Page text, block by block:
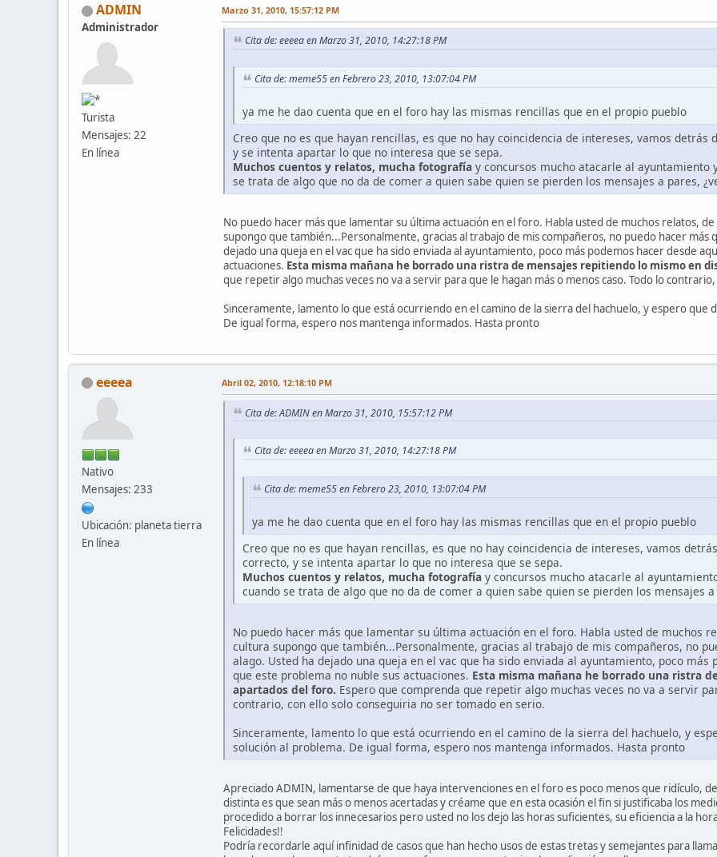
ADMIN
Administrador
Turista
Mensajes: 22
En línea
Marzo 31, 2010, 15:57:12 PM
Cita de: eeeea en Marzo 31, 2010, 14:27:18 PM
Cita de: meme55 en Febrero 23, 2010, 13:07:04 PM
ya me he dao cuenta que en el foro hay las mismas rencillas que en el propio pueblo
Creo que no es que hayan rencillas, es que no hay coincidencia de intereses, vamos
y se intenta apartar lo que no interesa que se sepa.
Muchos cuentos y relatos, mucha fotografía y concursos mucho atacarle al ayuntamiento
se trata de algo que no da de comer a quien sabe quien se pierden los mensajes a pares,
No puedo hacer más que lamentar su última actuación en el foro. Habla usted de muchos relatos,
supongo que también...Personalmente, gracias al trabajo de mis compañeros, no puedo hacer más
dejado una queja en el vac que ha sido enviada al ayuntamiento, poco más podemos hacer desde
actuaciones. Esta misma mañana he borrado una ristra de mensajes repitiendo lo mismo en
que repetir algo muchas veces no va a servir para que le hagan más o menos caso. Todo lo
Sinceramente, lamento lo que está ocurriendo en el camino de la sierra del hachuelo, y espero
De igual forma, espero nos mantenga informados. Hasta pronto
eeeea
Nativo
Mensajes: 233
Ubicación: planeta tierra
En línea
Abril 02, 2010, 12:18:10 PM
Cita de: ADMIN en Marzo 31, 2010, 15:57:12 PM
Cita de: eeeea en Marzo 31, 2010, 14:27:18 PM
Cita de: meme55 en Febrero 23, 2010, 13:07:04 PM
ya me he dao cuenta que en el foro hay las mismas rencillas que en el propio pueblo
Creo que no es que hayan rencillas, es que no hay coincidencia de intereses, vamos
correcto, y se intenta apartar lo que no interesa que se sepa.
Muchos cuentos y relatos, mucha fotografía y concursos mucho atacarle al
cuando se trata de algo que no da de comer a quien sabe quien se pierden los mensajes a
No puedo hacer más que lamentar su última actuación en el foro. Habla usted de muchos
cultura supongo que también...Personalmente, gracias al trabajo de mis compañeros, no
alago. Usted ha dejado una queja en el vac que ha sido enviada al ayuntamiento, poco
que este problema no nuble sus actuaciones. Esta misma mañana he borrado una ristra
apartados del foro. Espero que comprenda que repetir algo muchas veces no va a servir
contrario, con ello solo conseguiria no ser tomado en serio.
Sinceramente, lamento lo que está ocurriendo en el camino de la sierra del hachuelo, y
solución al problema. De igual forma, espero nos mantenga informados. Hasta pronto
Apreciado ADMIN, lamentarse de que haya intervenciones en el foro es poco menos que ridículo,
distinta es que sean más o menos acertadas y créame que en esta ocasión el fin si justificaba los
procedido a borrar los innecesarios pero usted no los dejo las horas suficientes, su eficiencia a la
Felicidades!!
Podría recordarle aquí infinidad de casos que han hecho usos de estas tretas y semejantes para